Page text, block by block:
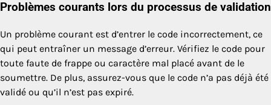
Problèmes courants lors du processus de validation
Un problème courant est d’entrer le code incorrectement, ce
qui peut entraîner un message d’erreur. Vérifiez le code pour
toute faute de frappe ou caractère mal placé avant de le
soumettre. De plus, assurez-vous que le code n’a pas déjà été
validé ou qu’il n’est pas expiré.